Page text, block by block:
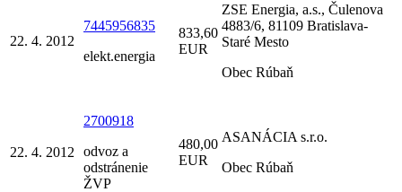
22. 4. 2012
7445956835
elekt.energia
833,60
EUR
ZSE Energia, a.s., Čulenova
4883/6, 81109 Bratislava-
Staré Mesto
Obec Rúbaň
22. 4. 2012
2700918
odvoz a
odstránenie
ŽVP
480,00
EUR
ASANÁCIA s.r.o.
Obec Rúbaň